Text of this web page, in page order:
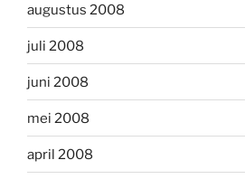
augustus 2008
juli 2008
juni 2008
mei 2008
april 2008